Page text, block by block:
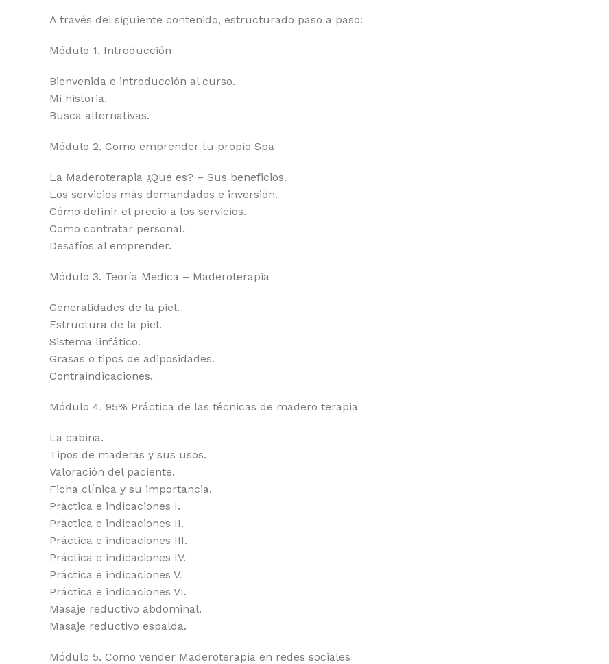
A través del siguiente contenido, estructurado paso a paso:
Módulo 1. Introducción
Bienvenida e introducción al curso.
Mi historia.
Busca alternativas.
Módulo 2. Como emprender tu propio Spa
La Maderoterapia ¿Qué es? – Sus beneficios.
Los servicios más demandados e inversión.
Cómo definir el precio a los servicios.
Como contratar personal.
Desafíos al emprender.
Módulo 3. Teoría Medica – Maderoterapia
Generalidades de la piel.
Estructura de la piel.
Sistema linfático.
Grasas o tipos de adiposidades.
Contraindicaciones.
Módulo 4. 95% Práctica de las técnicas de madero terapia
La cabina.
Tipos de maderas y sus usos.
Valoración del paciente.
Ficha clínica y su importancia.
Práctica e indicaciones I.
Práctica e indicaciones II.
Práctica e indicaciones III.
Práctica e indicaciones IV.
Práctica e indicaciones V.
Práctica e indicaciones VI.
Masaje reductivo abdominal.
Masaje reductivo espalda.
Módulo 5. Como vender Maderoterapia en redes sociales